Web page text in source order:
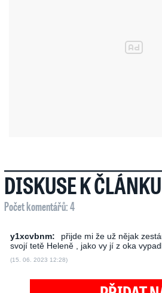
DISKUSE K ČLÁNKU
Počet komentářů: 4
y1xcvbnm:
přijde mi že už nějak
svojí tetě Heleně , jako vy jí z oka
(15. 06. 2023 12:28)